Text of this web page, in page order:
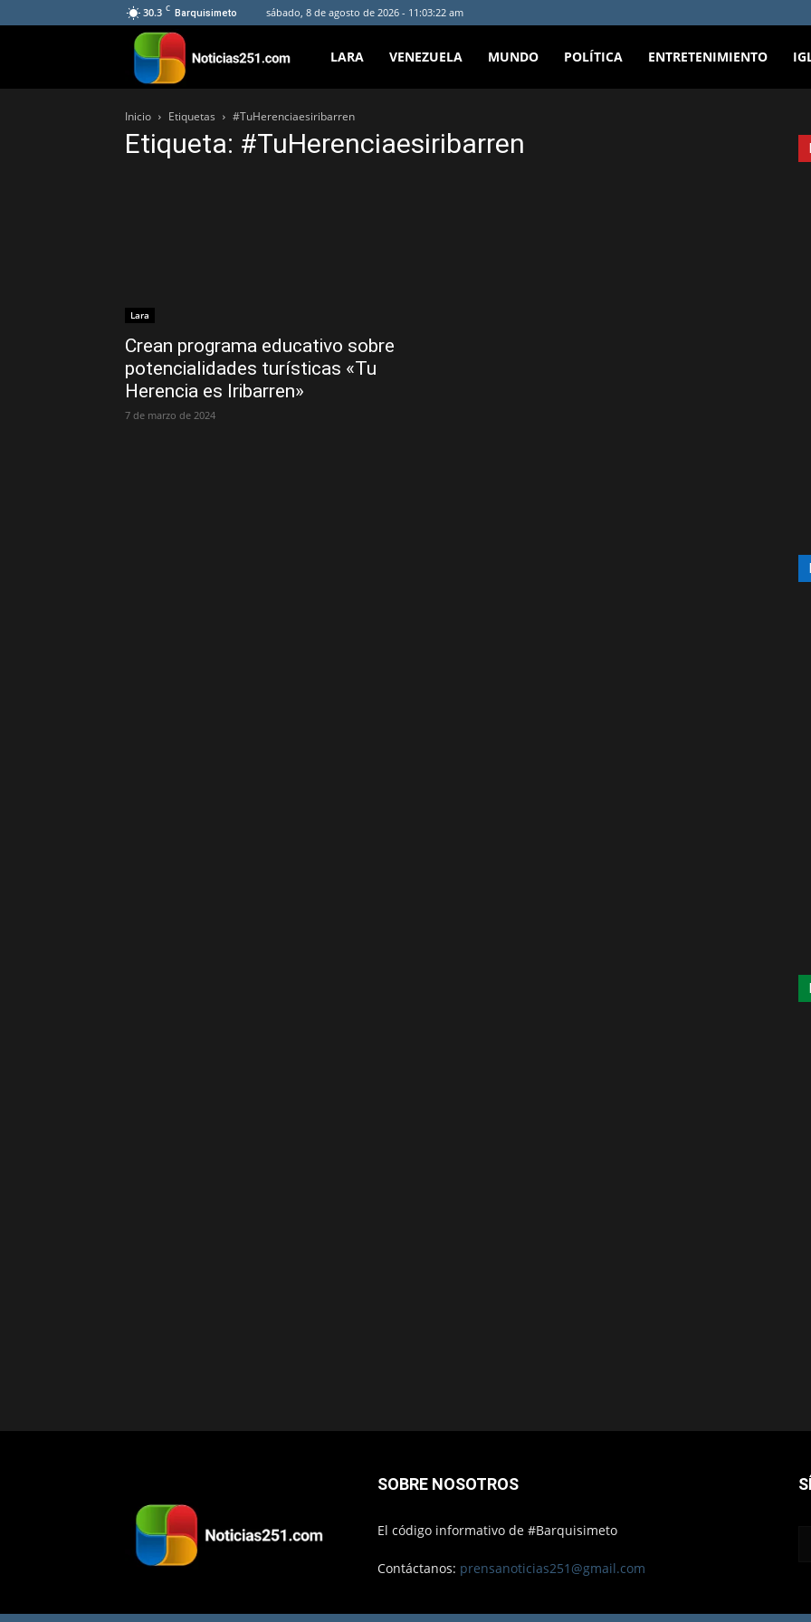
30.3 C Barquisimeto sábado, 8 de agosto de 2026 - 11:03:22 am
Noticias251
LARA VENEZUELA MUNDO POLÍTICA ENTRETENIMIENTO
Inicio Etiquetas #TuHerenciaesiribarren
Etiqueta: #TuHerenciaesiribarren
Lara
Crean programa educativo sobre
potencialidades turísticas «Tu
Herencia es Iribarren»
7 de marzo de 2024
SOBRE NOSOTROS
El código informativo de #Barquisimeto
Contáctanos: prensanoticias251@gmail.com